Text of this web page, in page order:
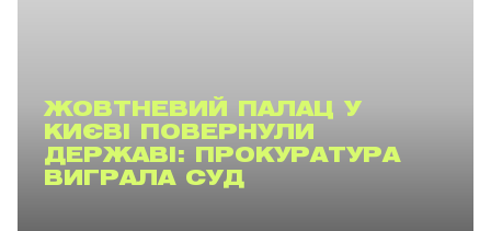
ЖОВТНЕВИЙ ПАЛАЦ У
КИЄВІ ПОВЕРНУЛИ
ДЕРЖАВІ: ПРОКУРАТУРА
ВИГРАЛА СУД